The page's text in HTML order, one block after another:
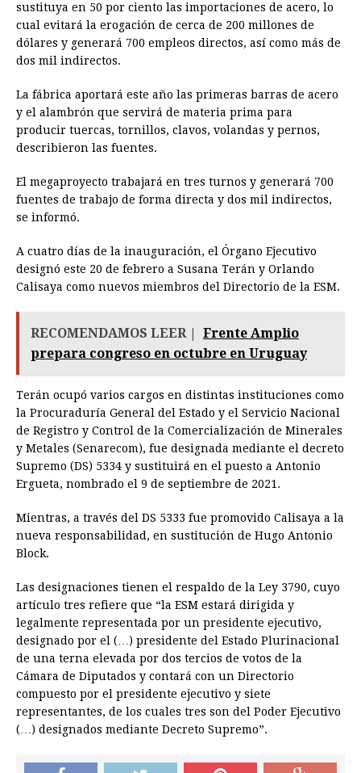
sustituya en 50 por ciento las importaciones de acero, lo
cual evitará la erogación de cerca de 200 millones de
dólares y generará 700 empleos directos, así como más de
dos mil indirectos.
La fábrica aportará este año las primeras barras de acero
y el alambrón que servirá de materia prima para
producir tuercas, tornillos, clavos, volandas y pernos,
describieron las fuentes.
El megaproyecto trabajará en tres turnos y generará 700
fuentes de trabajo de forma directa y dos mil indirectos,
se informó.
A cuatro días de la inauguración, el Órgano Ejecutivo
designó este 20 de febrero a Susana Terán y Orlando
Calisaya como nuevos miembros del Directorio de la ESM.
RECOMENDAMOS LEER |
Frente Amplio
prepara congreso en octubre en Uruguay
Terán ocupó varios cargos en distintas instituciones como
la Procuraduría General del Estado y el Servicio Nacional
de Registro y Control de la Comercialización de Minerales
y Metales (Senarecom), fue designada mediante el decreto
Supremo (DS) 5334 y sustituirá en el puesto a Antonio
Ergueta, nombrado el 9 de septiembre de 2021.
Mientras, a través del DS 5333 fue promovido Calisaya a la
nueva responsabilidad, en sustitución de Hugo Antonio
Block.
Las designaciones tienen el respaldo de la Ley 3790, cuyo
artículo tres refiere que “la ESM estará dirigida y
legalmente representada por un presidente ejecutivo,
designado por el (…) presidente del Estado Plurinacional
de una terna elevada por dos tercios de votos de la
Cámara de Diputados y contará con un Directorio
compuesto por el presidente ejecutivo y siete
representantes, de los cuales tres son del Poder Ejecutivo
(…) designados mediante Decreto Supremo”.